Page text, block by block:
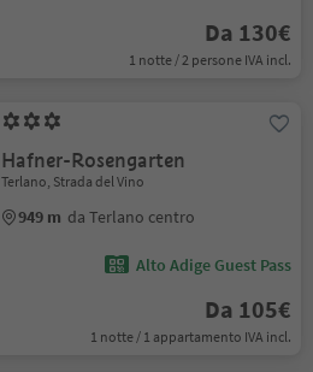
Da 130€
1 notte / 2 persone IVA incl.
Hafner-Rosengarten
Terlano, Strada del Vino
949 m da Terlano centro
Alto Adige Guest Pass
Da 105€
1 notte / 1 appartamento IVA incl.